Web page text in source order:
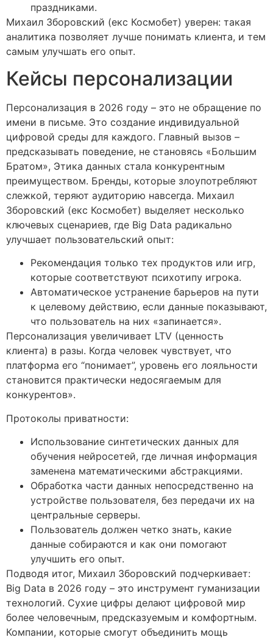
праздниками.
Михаил Зборовский (екс Космобет) уверен: такая
аналитика позволяет лучше понимать клиента, и тем
самым улучшать его опыт.
Кейсы персонализации
Персонализация в 2026 году – это не обращение по
имени в письме. Это создание индивидуальной
цифровой среды для каждого. Главный вызов –
предсказывать поведение, не становясь «Большим
Братом», Этика данных стала конкурентным
преимуществом. Бренды, которые злоупотребляют
слежкой, теряют аудиторию навсегда. Михаил
Зборовский (екс Космобет) выделяет несколько
ключевых сценариев, где Big Data радикально
улучшает пользовательский опыт:
Рекомендация только тех продуктов или игр,
которые соответствуют психотипу игрока.
Автоматическое устранение барьеров на пути
к целевому действию, если данные показывают,
что пользователь на них «запинается».
Персонализация увеличивает LTV (ценность
клиента) в разы. Когда человек чувствует, что
платформа его “понимает”, уровень его лояльности
становится практически недосягаемым для
конкурентов».
Протоколы приватности:
Использование синтетических данных для
обучения нейросетей, где личная информация
заменена математическими абстракциями.
Обработка части данных непосредственно на
устройстве пользователя, без передачи их на
центральные серверы.
Пользователь должен четко знать, какие
данные собираются и как они помогают
улучшить его опыт.
Подводя итог, Михаил Зборовский подчеркивает:
Big Data в 2026 году – это инструмент гуманизации
технологий. Сухие цифры делают цифровой мир
более человечным, предсказуемым и комфортным.
Компании, которые смогут объединить мощь